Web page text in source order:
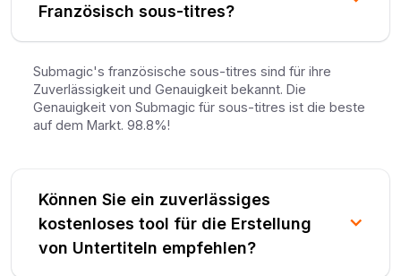
Französisch sous-titres?
Submagic's französische sous-titres sind für ihre
Zuverlässigkeit und Genauigkeit bekannt. Die
Genauigkeit von Submagic für sous-titres ist die beste
auf dem Markt. 98.8%!
Können Sie ein zuverlässiges
kostenloses tool für die Erstellung
von Untertiteln empfehlen?